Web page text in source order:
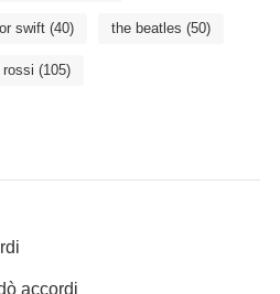
swift(40) the beatles (50)
(105)
accordi